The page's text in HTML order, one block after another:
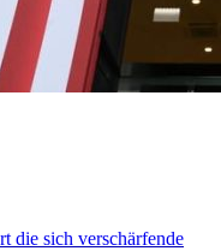
die sich verschärfende